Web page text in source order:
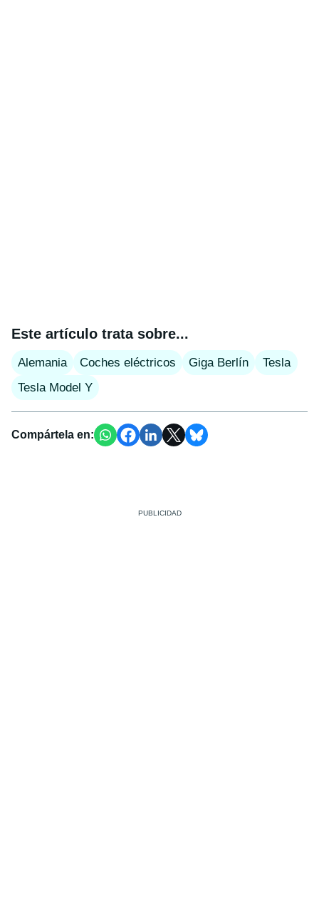
Este artículo trata sobre...
Alemania Coches eléctricos Giga Berlín
Tesla
Tesla Model Y
Compártela en: